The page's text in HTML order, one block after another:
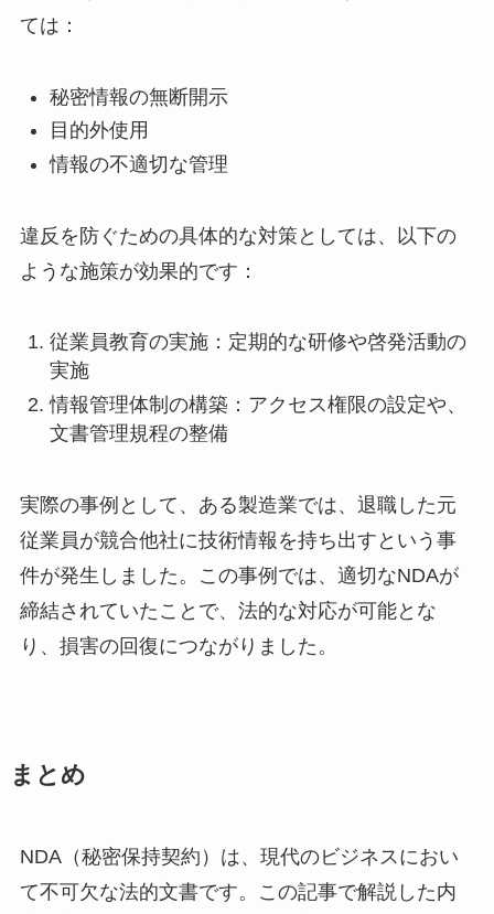
ては：
秘密情報の無断開示
目的外使用
情報の不適切な管理
違反を防ぐための具体的な対策としては、以下の
ような施策が効果的です：
従業員教育の実施：定期的な研修や啓発活動の
実施
情報管理体制の構築：アクセス権限の設定や、
文書管理規程の整備
実際の事例として、ある製造業では、退職した元
従業員が競合他社に技術情報を持ち出すという事
件が発生しました。この事例では、適切なNDAが
締結されていたことで、法的な対応が可能とな
り、損害の回復につながりました。
まとめ
NDA（秘密保持契約）は、現代のビジネスにおい
て不可欠な法的文書です。この記事で解説した内